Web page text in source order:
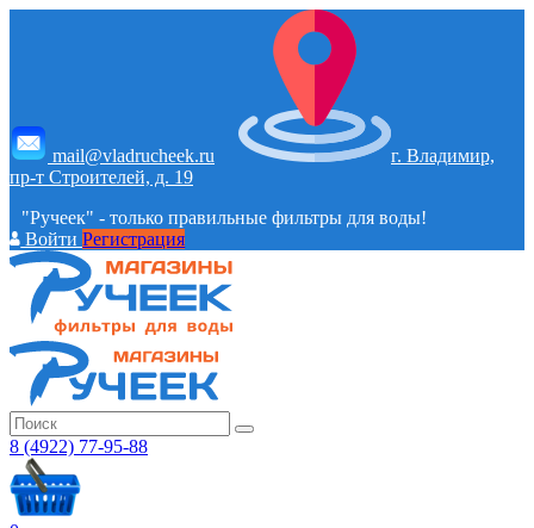
mail@vladrucheek.ru
г. Владимир,
пр-т Строителей, д. 19
"Ручеек" - только правильные фильтры для воды!
ВойтиРегистрация
8 (4922) 77-95-88